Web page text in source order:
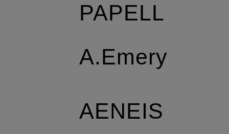
PAPELL
A.Emery
AENEIS